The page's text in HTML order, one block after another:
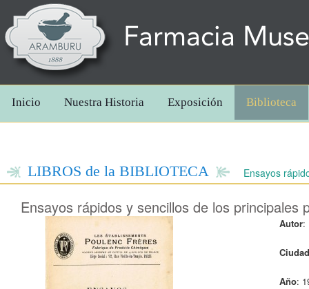
Farmacia
Inicio Nuestra Historia Exposición Biblioteca
LIBROS de la BIBLIOTECA Ensayos
Ensayos rápidos y sencillos de los
Autor:
Ciudad
Año: